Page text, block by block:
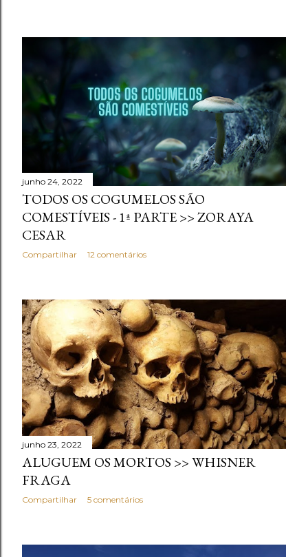
junho 24, 2022
TODOS OS COGUMELOS SÃO
COMESTÍVEIS - 1ª PARTE >> ZORAYA
CESAR
Compartilhar 12 comentários
junho 23, 2022
ALUGUEM OS MORTOS >> WHISNER
FRAGA
Compartilhar 5 comentários